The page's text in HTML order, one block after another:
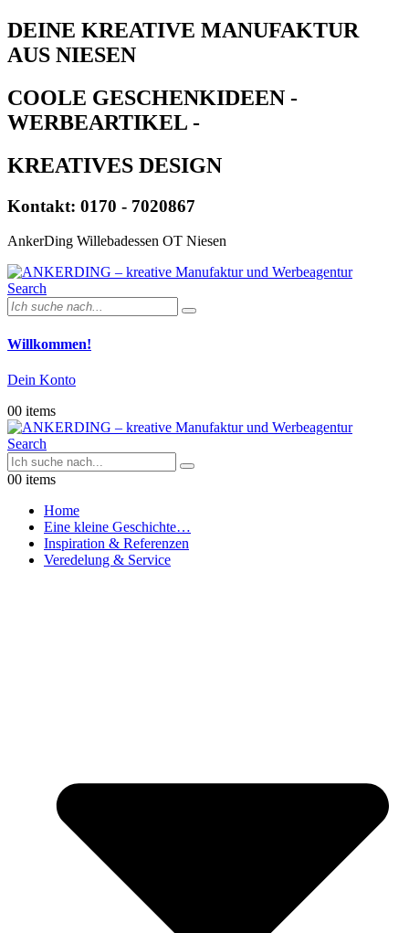
DEINE KREATIVE MANUFAKTUR
AUS NIESEN
COOLE GESCHENKIDEEN -
WERBEARTIKEL -
KREATIVES DESIGN
Kontakt: 0170 - 7020867
AnkerDing Willebadessen OT Niesen
Search
Willkommen!
Dein Konto
00 items
Search
00 items
Home
Eine kleine Geschichte…
Inspiration & Referenzen
Veredelung & Service